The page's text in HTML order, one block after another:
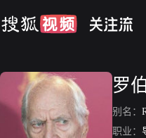
罗
别名：
职业：